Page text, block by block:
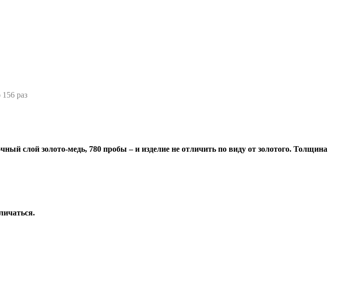
раз
слой золото-медь, 780 пробы – и изделие не отличить по виду от золотого. Толщина